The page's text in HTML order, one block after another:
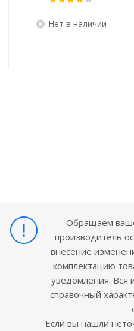
Нет в наличии
Обращаем
производитель
внесение
комплектацию
уведомления. Вся
справочный
Если вы нашли